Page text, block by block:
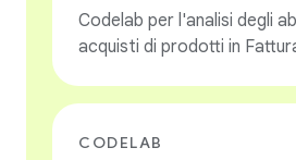
Codelab per l'analisi degli
acquisti di prodotti in
CODELAB